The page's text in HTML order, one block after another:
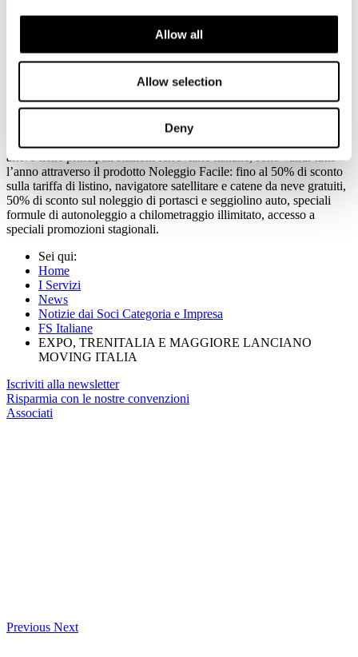
Allow all
Allow selection
Deny
sul territorio nazionale, a fronte del ritiro effettuato in un’agenzia
della Lombardia, oltre naturalmente al consueto navigatore incluso
che raggiungono Milano ed Expo con leFrecce
costante crescita: +20% rispetto allo stesso periodo del 2014.
Da segnalare che altri vantaggi, riservati sempre da Maggiore ai
passeggeri delle
, dei treni Eurocity, Intercity ed Euronight in
arrivo nelle principali stazioni ferroviarie italiane, sono validi tutto
l’anno attraverso il prodotto Noleggio Facile: fino al 50% di sconto
sulla tariffa di listino, navigatore satellitare e catene da neve gratuiti,
50% di sconto sul noleggio di portasci e seggiolino auto, speciali
formule di autonoleggio a chilometraggio illimitato, accesso a
speciali promozioni stagionali.
Sei qui:
Home
I Servizi
News
Notizie dai Soci Categoria e Impresa
FS Italiane
EXPO, TRENITALIA E MAGGIORE LANCIANO
MOVING ITALIA
Iscriviti alla newsletter
Risparmia con le nostre convenzioni
Associati
Previous Next